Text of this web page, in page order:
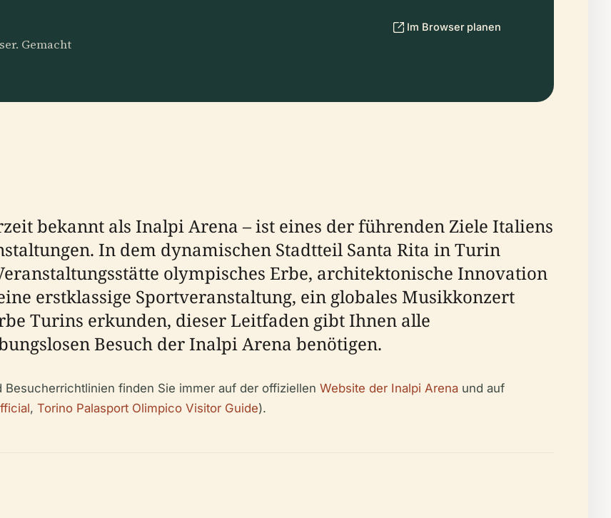
Gemacht
Im Browser planen
bekannt als Inalpi Arena – ist eines der führenden Ziele Italiens
In dem dynamischen Stadtteil Santa Rita in Turin
olympisches Erbe, architektonische Innovation
erstklassige Sportveranstaltung, ein globales Musikkonzert
Turins erkunden, dieser Leitfaden gibt Ihnen alle
Besuch der Inalpi Arena benötigen.
finden Sie immer auf der offiziellen Website der Inalpi Arena und auf
, Torino Palasport Olimpico Visitor Guide).